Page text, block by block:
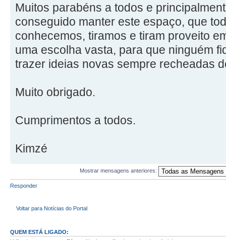
Muitos parabéns a todos e
conseguido manter este espaço, que
conhecemos, tiramos e tiram proveito
uma escolha vasta, para que ninguém
trazer ideias novas sempre recheadas
Muito obrigado.
Cumprimentos a todos.
Kimzé
Mostrar mensagens anteriores:
Responder
Voltar para Notícias do Portal
QUEM ESTÁ LIGADO: